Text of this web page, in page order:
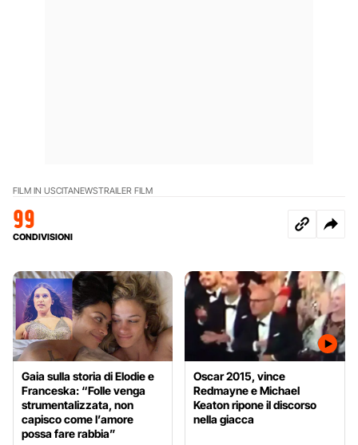
FILM IN USCITANEWSTRAILER FILM
99
CONDIVISIONI
Gaia sulla storia di Elodie e
Franceska: “Folle venga
strumentalizzata, non
capisco come l’amore
possa fare rabbia”
Oscar 2015, vince
Redmayne e Michael
Keaton ripone il discorso
nella giacca